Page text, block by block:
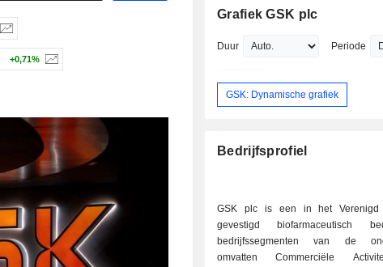
+0,71%
Mr. Miels received his Masters
degree from Macquarie University and
Grafiek GSK plc
Duur Periode
GSK: Dynamische grafiek
Bedrijfsprofiel
GSK plc is een in het Verenigd
gevestigd biofarmaceutisch
bedrijfssegmenten van de
omvatten Commerciële